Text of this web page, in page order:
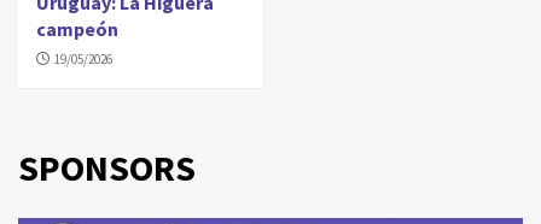
campeón
19/05/2026
SPONSORS